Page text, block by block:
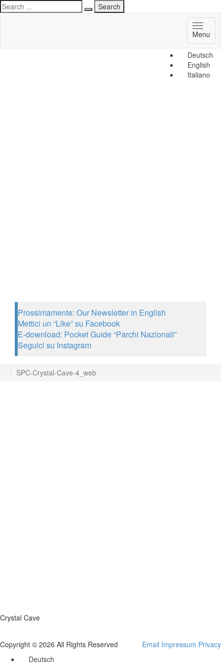
Deutsch
English
Italiano
Menu
Prossimamente: Our Newsletter in English
Mettici un “Like” su Facebook
E-download: Pocket Guide “Parchi Nazionali”
Seguici su Instagram
SPC-Crystal-Cave-4_web
Crystal Cave
Copyright © 2026 All Rights Reserved Email Impressum Privacy
Deutsch